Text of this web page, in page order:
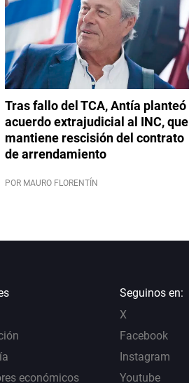
Tras fallo del TCA, Antía planteó
acuerdo extrajudicial al INC, que
mantiene rescisión del contrato
de arrendamiento
POR MAURO FLORENTÍN
económicos
Seguinos en:
X
Facebook
Instagram
Youtube